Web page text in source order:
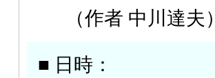
（作者 中川達夫）
■ 日時：